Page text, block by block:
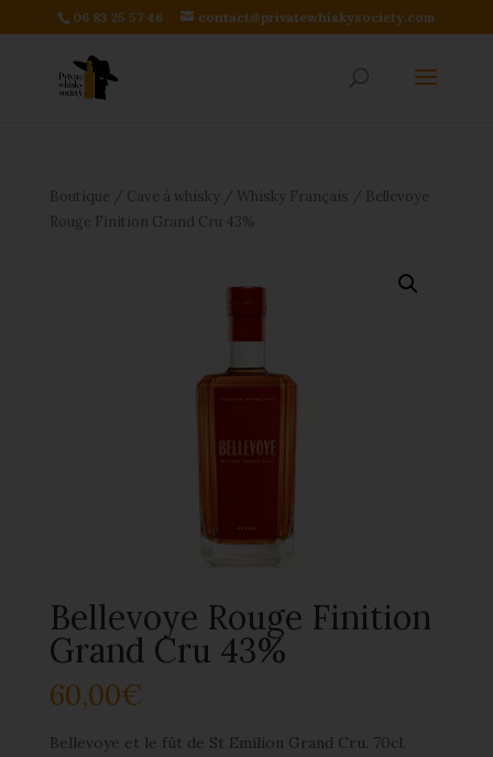
06 83 25 57 46 contact@privatewhiskysociety.com
Boutique / Cave à whisky/ Whisky Français / Bellevoye
Rouge Finition Grand Cru 43%
Bellevoye Rouge Finition
Grand Cru 43%
60,00€
Bellevoye et le fût de St Emilion Grand Cru. 70cl.